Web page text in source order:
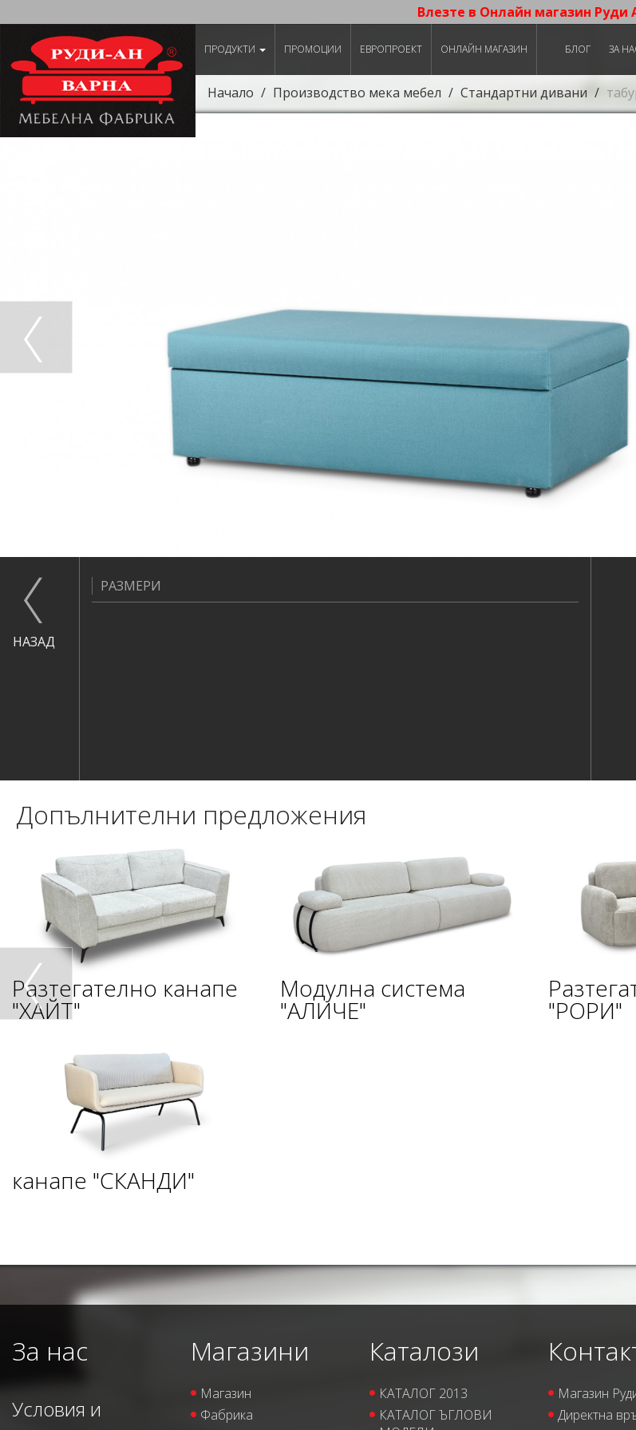
Влезте в Онлайн магазин Руди
ПРОДУКТИ ПРОМОЦИИ ЕВРОПРОЕКТ ОНЛАЙН МАГАЗИН БЛОГ ЗА
Начало Производство мека мебел Стандартни дивани
НАЗАД
РАЗМЕРИ
Допълнителни предложения
Разтегателно канапе
"ХАЙТ"
Модулна система
"АЛИЧЕ" "РОРИ"
канапе "СКАНДИ"
За нас
Условия и
Магазини
Магазин
Фабрика
Каталози
КАТАЛОГ 2013
КАТАЛОГ ЪГЛОВИ
Магазин
Директна